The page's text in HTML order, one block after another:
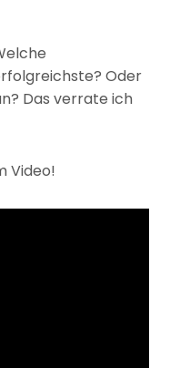
Oder
Das verrate ich
Video!